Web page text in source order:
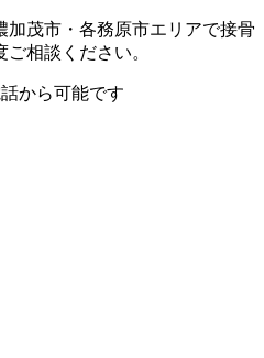
加茂市・各務原市エリアで接骨
相談ください。
から可能です